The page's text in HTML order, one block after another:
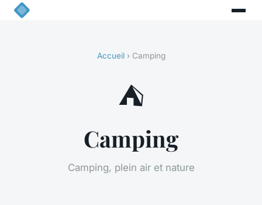
Accueil› Camping
⛺
Camping
Camping, plein air et nature